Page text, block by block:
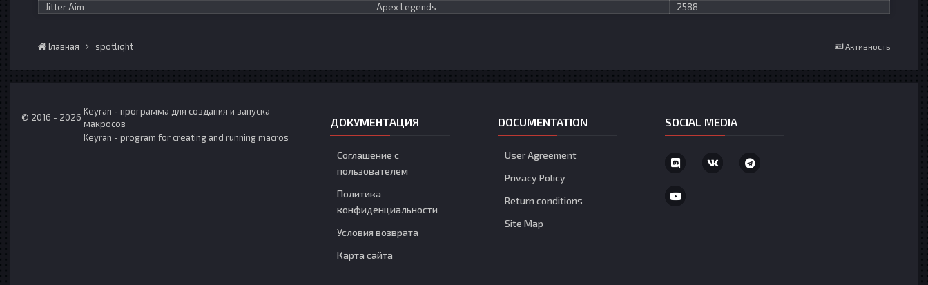
Jitter Aim
Apex Legends 2588
Активность
Главная spotliqht
© 2016 - 2026
Keyran - программа для создания и запуска
макросов
Keyran - program for creating and running macros
ДОКУМЕНТАЦИЯ
Соглашение с
пользователем
Политика
конфиденциальности
Условия возврата
Карта сайта
DOCUMENTATION
User Agreement
Privacy Policy
Return conditions
Site Map
SOCIAL MEDIA